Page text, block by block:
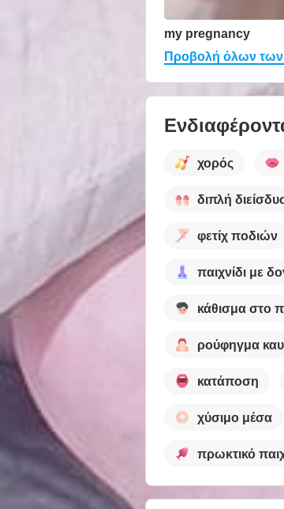
my pregnancy
Προβολή όλων των
χορός
διπλή
φετίχ ποδιών
παιχνίδι με
κάθισμα στο
ρούφηγμα
κατάποση
χύσιμο μέσα
πρωκτικό